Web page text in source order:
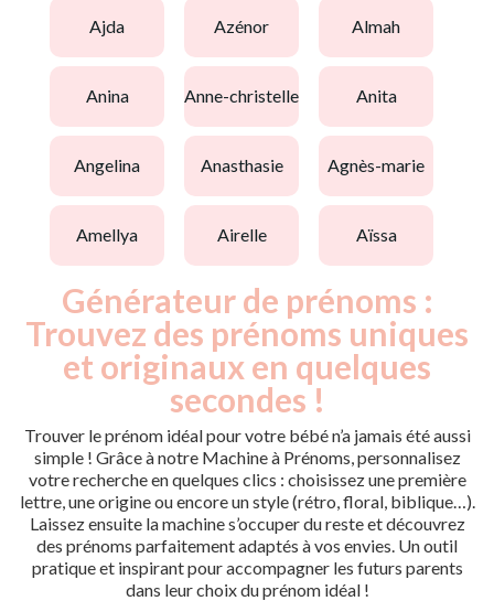
ajda azénor almah
anina anne-christelle anita
angelina anasthasie agnès-marie
amellya airelle aïssa
Générateur de prénoms :
Trouvez des prénoms uniques
et originaux en quelques
secondes !
Trouver le prénom idéal pour votre bébé n’a jamais été aussi
simple ! Grâce à notre Machine à Prénoms, personnalisez
votre recherche en quelques clics : choisissez une première
lettre, une origine ou encore un style (rétro, floral, biblique…).
Laissez ensuite la machine s’occuper du reste et découvrez
des prénoms parfaitement adaptés à vos envies. Un outil
pratique et inspirant pour accompagner les futurs parents
dans leur choix du prénom idéal !